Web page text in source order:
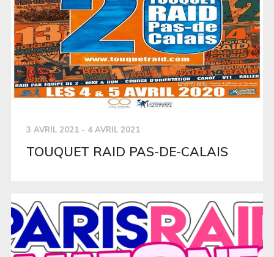
3 AVRIL 2021 - 4 AVRIL 2021
TOUQUET RAID PAS-DE-CALAIS